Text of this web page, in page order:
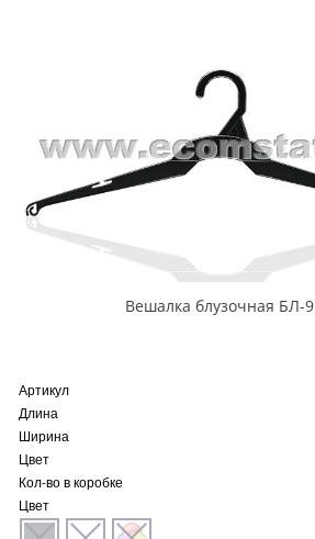
Вешалка блузочная БЛ-9
Артикул
Длина
Ширина
Цвет
Кол-во в коробке
Цвет